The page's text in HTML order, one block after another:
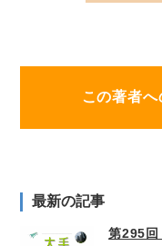
この著者
最新の記事
第295回